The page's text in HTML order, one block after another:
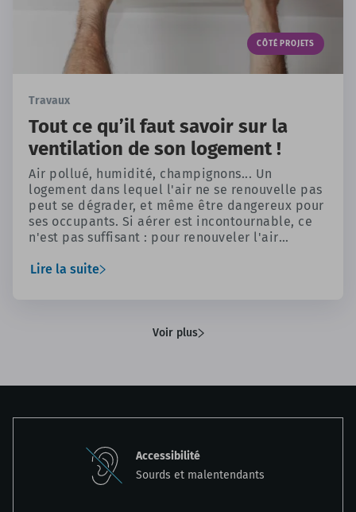
CÔTÉ PROJETS
Travaux
Tout ce qu’il faut savoir sur la
ventilation de son logement !
Air pollué, humidité, champignons... Un
logement dans lequel l'air ne se renouvelle pas
peut se dégrader, et même être dangereux pour
ses occupants. Si aérer est incontournable, ce
n'est pas suffisant : pour renouveler l'air
questions à ne pas négliger. On vous explique !
Lire la suite
Voir plus
Accessibilité
Sourds et malentendants